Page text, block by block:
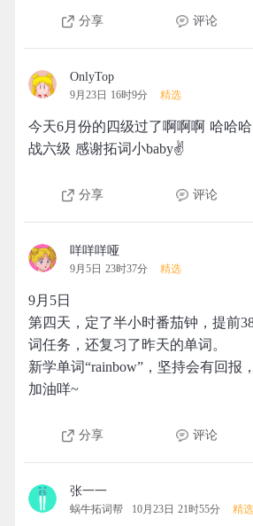
分享 评论
OnlyTop
9月23日 16时9分 精选
今天6月份的四级过了啊啊啊 哈哈
战六级 感谢拓词小baby✌️
分享 评论
咩咩咩哑
9月5日 23时37分 精选
9月5日
第四天，定了半小时番茄钟，提前
词任务，还复习了昨天的单词。
新学单词“rainbow”，坚持会有回报
加油咩~
分享 评论
张一一
蜗牛拓词帮 10月23日 21时55分 精选